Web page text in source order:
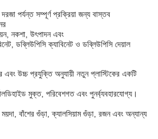
পর্যন্ত সম্পূর্ণ প্রক্রিয়া জন্য বাস্তব
নকশা, উৎপাদন এবং
ডব্লিউপিসি ক্যাবিনেট ও ডব্লিউপিসি দেয়াল
উচ্চ প্রযুক্তি অনুযায়ী নতুন প্লাস্টিকের একটি
মুক্ত, পরিবেশগত এবং পুনর্ব্যবহারযোগ্য।
বাঁশের গুঁড়া, ক্যালসিয়াম গুঁড়া, রজন এবং অন্যান্য